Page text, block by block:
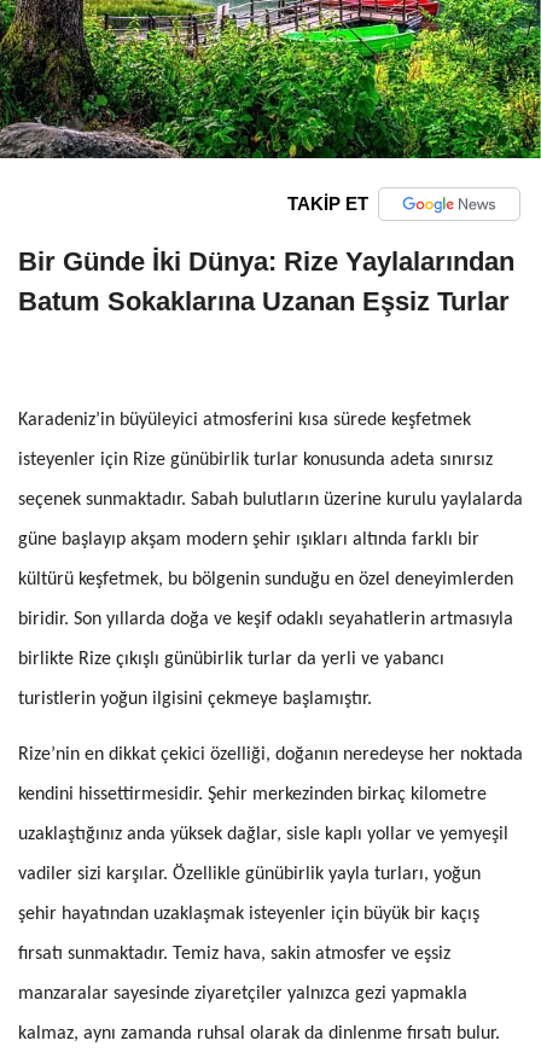
TAKİP ET
Bir Günde İki Dünya: Rize Yaylalarından
Batum Sokaklarına Uzanan Eşsiz Turlar
Karadeniz’in büyüleyici atmosferini kısa sürede keşfetmek
isteyenler için Rize günübirlik turlar konusunda adeta sınırsız
seçenek sunmaktadır. Sabah bulutların üzerine kurulu yaylalarda
güne başlayıp akşam modern şehir ışıkları altında farklı bir
kültürü keşfetmek, bu bölgenin sunduğu en özel deneyimlerden
biridir. Son yıllarda doğa ve keşif odaklı seyahatlerin artmasıyla
birlikte Rize çıkışlı günübirlik turlar da yerli ve yabancı
turistlerin yoğun ilgisini çekmeye başlamıştır.
Rize’nin en dikkat çekici özelliği, doğanın neredeyse her noktada
kendini hissettirmesidir. Şehir merkezinden birkaç kilometre
uzaklaştığınız anda yüksek dağlar, sisle kaplı yollar ve yemyeşil
vadiler sizi karşılar. Özellikle günübirlik yayla turları, yoğun
şehir hayatından uzaklaşmak isteyenler için büyük bir kaçış
fırsatı sunmaktadır. Temiz hava, sakin atmosfer ve eşsiz
manzaralar sayesinde ziyaretçiler yalnızca gezi yapmakla
kalmaz, aynı zamanda ruhsal olarak da dinlenme fırsatı bulur.